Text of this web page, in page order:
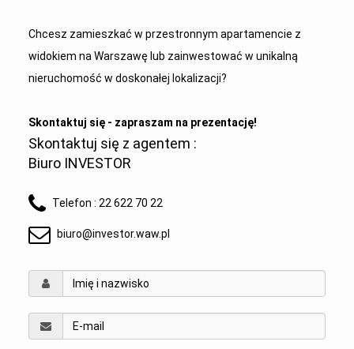
Chcesz zamieszkać w przestronnym apartamencie z
widokiem na Warszawę lub zainwestować w unikalną
nieruchomość w doskonałej lokalizacji?
Skontaktuj się - zapraszam na prezentację!
Skontaktuj się z agentem :
Biuro INVESTOR
Telefon : 22 622 70 22
biuro@investor.waw.pl